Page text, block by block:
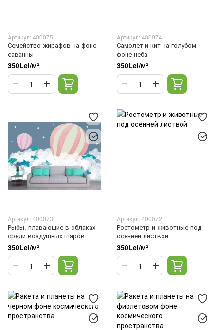
Артикул: 400075
Семейство жирафов на фоне
саванны
350Lei/м²
Артикул: 400074
Самолет и кит на голубом
фоне неба
350Lei/м²
Артикул: 400073
Рыбы, плавающие в облаках
среди воздушных шаров
350Lei/м²
Артикул: 400072
Ростометр и животные под
осенней листвой
350Lei/м²